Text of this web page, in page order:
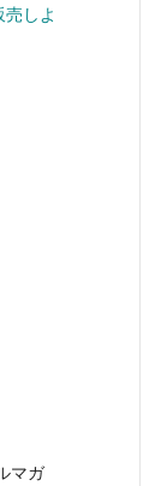
しよ
マガ